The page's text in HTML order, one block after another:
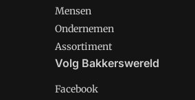
Mensen
Ondernemen
Assortiment
Volg Bakkerswereld
Facebook